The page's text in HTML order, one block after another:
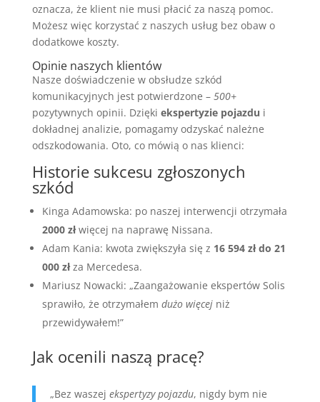
oznacza, że klient nie musi płacić za naszą pomoc.
Możesz więc korzystać z naszych usług bez obaw o
dodatkowe koszty.
Opinie naszych klientów
Nasze doświadczenie w obsłudze szkód
komunikacyjnych jest potwierdzone – 500+
pozytywnych opinii. Dzięki ekspertyzie pojazdu i
dokładnej analizie, pomagamy odzyskać należne
odszkodowania. Oto, co mówią o nas klienci:
Historie sukcesu zgłoszonych
szkód
Kinga Adamowska: po naszej interwencji otrzymała
2000 złwięcej na naprawę Nissana.
Adam Kania: kwota zwiększyła się z 16 594 zł do 21
000 złza Mercedesa.
Mariusz Nowacki: „Zaangażowanie ekspertów Solis
sprawiło, że otrzymałem dużo więcejniż
przewidywałem!”
Jak ocenili naszą pracę?
„Bez waszej ekspertyzy pojazdu, nigdy bym nie